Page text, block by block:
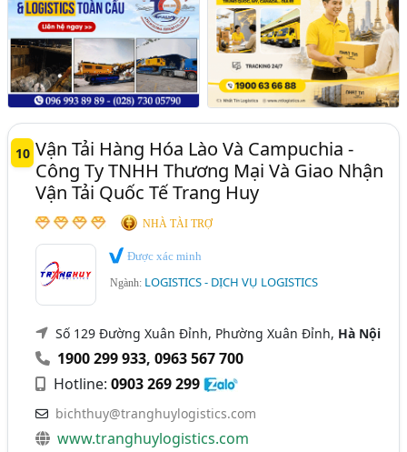
10 Vận Tải Hàng Hóa Lào Và Campuchia -
Công Ty TNHH Thương Mại Và Giao Nhận
Vận Tải Quốc Tế Trang Huy
NHÀ TÀI TRỢ
Được xác minh
Ngành: LOGISTICS - DỊCH VỤ LOGISTICS
Số 129 Đường Xuân Đỉnh, Phường Xuân Đỉnh, Hà Nội
1900 299 933,0963 567 700
Hotline:0903 269 299
bichthuy@tranghuylogistics.com
www.tranghuylogistics.com